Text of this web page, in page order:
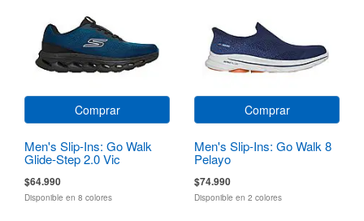
Comprar
Men's Slip-Ins: Go Walk
Glide-Step 2.0 Vic
$64.990
Disponible en 8 colores
Comprar
Men's Slip-Ins: Go Walk 8
Pelayo
$74.990
Disponible en 2 colores